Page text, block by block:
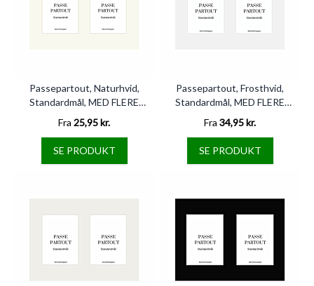
Passepartout, Naturhvid,
Standardmål, MED FLERE
HULLER
Fra 25,95 kr.
SE PRODUKT
Passepartout, Frosthvid,
Standardmål, MED FLERE
HULLER
Fra 34,95 kr.
SE PRODUKT